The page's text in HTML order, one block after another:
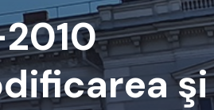
şi